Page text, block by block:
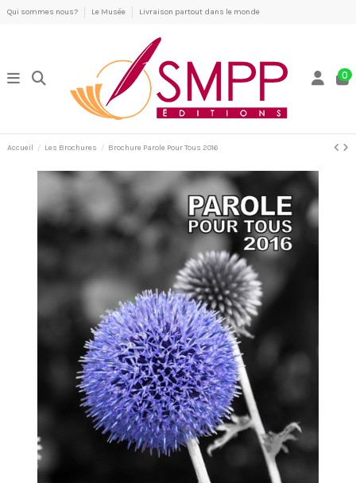
Qui sommes nous? Le Musée Livraison partout dans le monde
0
Accueil Les Brochures Brochure Parole Pour Tous 2016